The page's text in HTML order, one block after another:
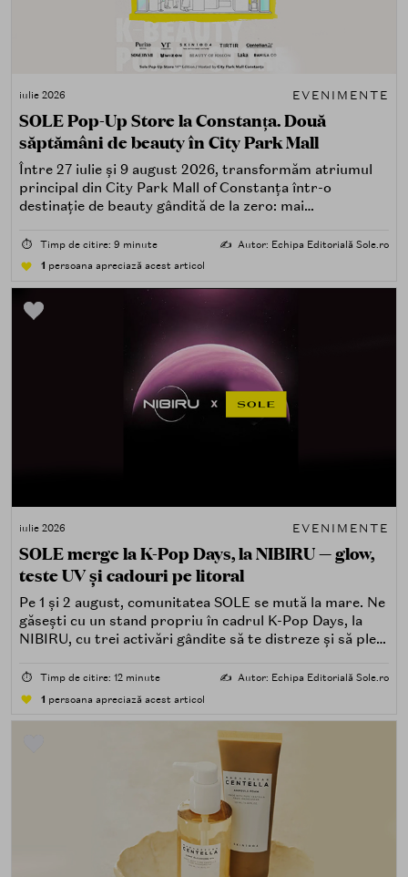
iulie 2026 EVENIMENTE
SOLE Pop-Up Store la Constanța. Două
săptămâni de beauty în City Park Mall
Între 27 iulie și 9 august 2026, transformăm atriumul
principal din City Park Mall of Constanța într-o
destinație de beauty gândită de la zero: mai
care îți place, de fapt, să descoperi produse — testând,
atingând, comparând, întrebând.
⏱️ Timp de citire: 9 minute ✍️ Autor: Echipa Editorială Sole.ro
1 persoana apreciază acest articol
iulie 2026 EVENIMENTE
SOLE merge la K-Pop Days, la NIBIRU — glow,
teste UV și cadouri pe litoral
Pe 1 și 2 august, comunitatea SOLE se mută la mare. Ne
găsești cu un stand propriu în cadrul K-Pop Days, la
NIBIRU, cu trei activări gândite să te distreze și să pleci
⏱️ Timp de citire: 12 minute ✍️ Autor: Echipa Editorială Sole.ro
1 persoana apreciază acest articol